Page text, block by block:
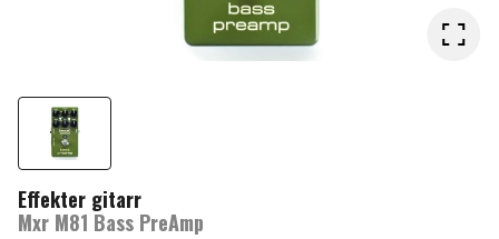
Effekter gitarr
Mxr M81 Bass PreAmp